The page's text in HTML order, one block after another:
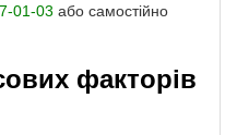
01-03 або самостійно
факторів